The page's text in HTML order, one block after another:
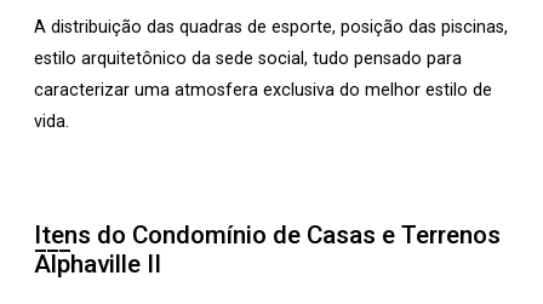
A distribuição das quadras de esporte, posição das piscinas,
estilo arquitetônico da sede social, tudo pensado para
caracterizar uma atmosfera exclusiva do melhor estilo de
vida.
Itens do Condomínio de Casas e Terrenos
Alphaville II